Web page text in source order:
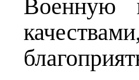
Военную